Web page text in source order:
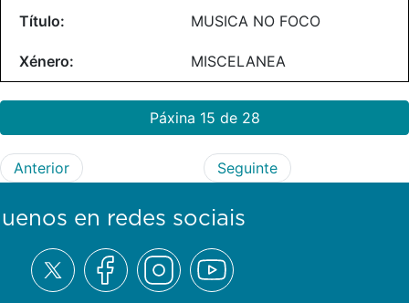
MUSICA NO FOCO
MISCELANEA
Páxina 15 de 28
Anterior Seguinte
en redes sociais